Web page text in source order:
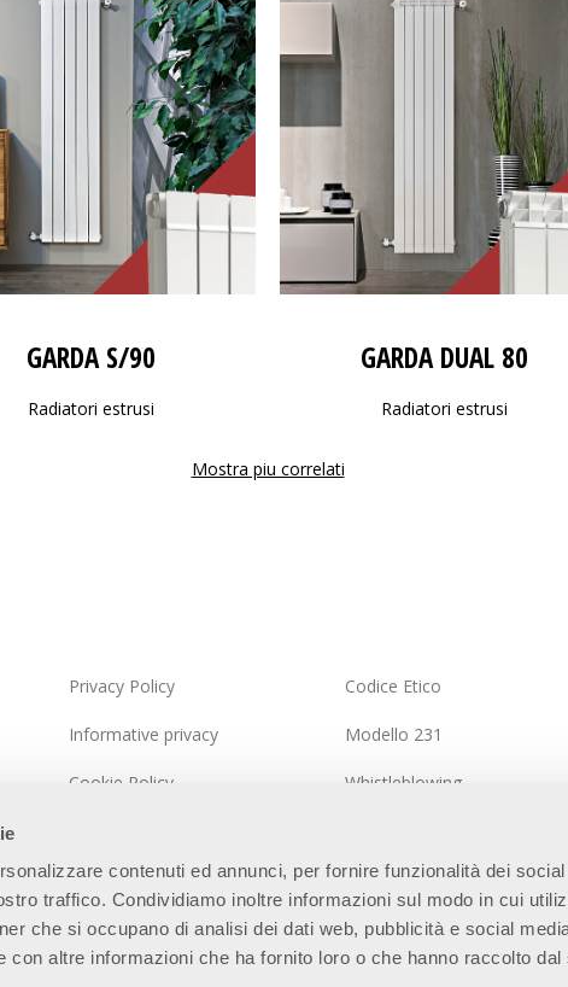
contenuti ed annunci, per fornire funzionalità dei social
traffico. Condividiamo inoltre informazioni sul modo in cui
che si occupano di analisi dei dati web, pubblicità e social
con altre informazioni che ha fornito loro o che hanno raccolto dal
GARDA S/90
Radiatori estrusi
GARDA DUAL 80
Radiatori estrusi
Mostra piu correlati
Privacy Policy
Informative privacy
Cookie Policy
Mappa del Sito
Codice Etico
Modello 231
Whistleblowing